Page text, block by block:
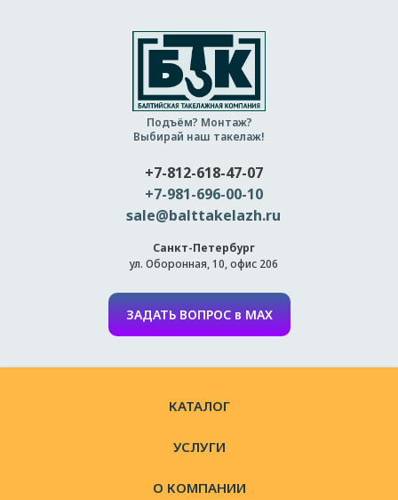
Подъём? Монтаж?
Выбирай наш такелаж!
+7-812-618-47-07
+7-981-696-00-10
sale@balttakelazh.ru
Санкт-Петербург
ул. Оборонная, 10, офис 206
ЗАДАТЬ ВОПРОС в MAX
КАТАЛОГ
УСЛУГИ
О КОМПАНИИ